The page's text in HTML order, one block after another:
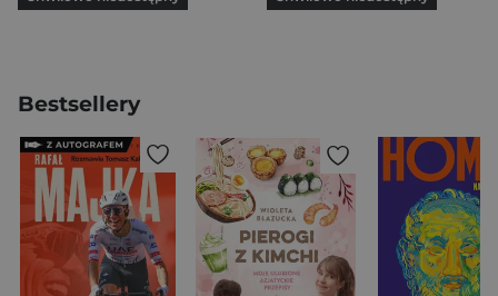
Bestsellery